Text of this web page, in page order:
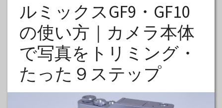
ルミックスGF9・GF10
の使い方｜カメラ本体
で写真をトリミング・
たった９ステップ